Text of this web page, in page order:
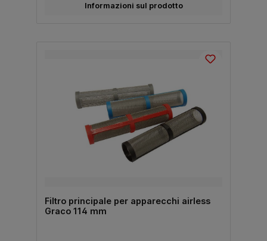
Informazioni sul prodotto
Filtro principale per apparecchi airless
Graco 114 mm